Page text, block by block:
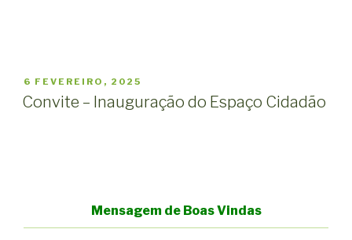
PUBLICADO
EM
6 FEVEREIRO, 2025
Convite – Inauguração do Espaço Cidadão
Mensagem de Boas Vindas